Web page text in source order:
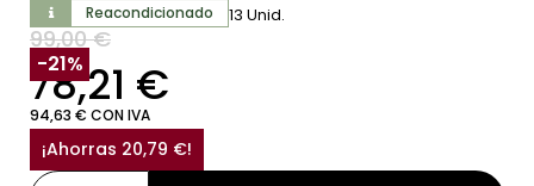
Reacondicionado 13 Unid.
99,00 €
SIN IVA
78,21 €
94,63 € CON IVA
¡Ahorras 20,79 €!
-21%